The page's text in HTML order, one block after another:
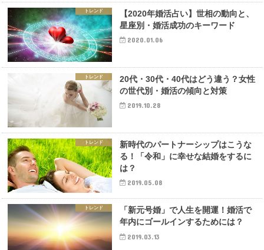
トレンド
【2020年婚活占い】世相の動向と、
星座別・婚活成功のキーワード
2020.01.06
トレンド
20代・30代・40代はどう違う？女性
の世代別・婚活の傾向と対策
2019.10.28
トレンド
新時代のパートナーシップはこうな
る！「令和」に幸せな結婚をするに
は？
2019.05.08
トレンド
「新元号婚」で人生を開運！婚活で
年内にゴールインするためには？
2019.03.13